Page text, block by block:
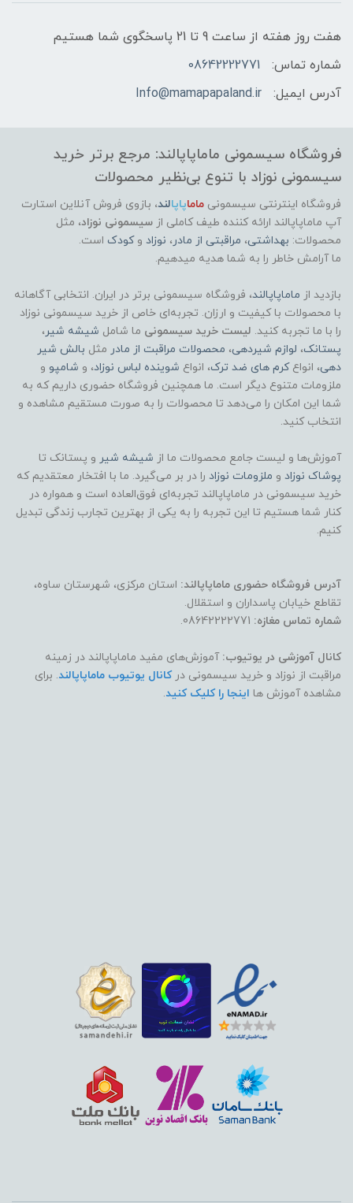
هفت روز هفته از ساعت 9 تا 21 پاسخگوی شما هستیم
شماره تماس:
08642222771
آدرس ایمیل:
Info@mamapapaland.ir
فروشگاه سیسمونی ماماپاپالند: مرجع برتر خرید
سیسمونی نوزاد با تنوع بی‌نظیر محصولات
فروشگاه اینترنتی سیسمونی ماماپاپالند، بازوی فروش آنلاین استارت
آپ ماماپاپالند ارائه کننده طیف کاملی از سیسمونی نوزاد، مثل
محصولات: بهداشتی، مراقبتی از مادر، نوزاد وکودک است.
ما آرامش خاطر را به شما هدیه میدهیم.
بازدید از ماماپاپالند، فروشگاه سیسمونی برتر در ایران. انتخابی آگاهانه
با محصولات با کیفیت و ارزان. تجربه‌ای خاص از خرید سیسمونی نوزاد
را با ما تجربه کنید. لیست خرید سیسمونی ما شامل شیشه شیر،
پستانک، لوازم شیردهی، محصولات مراقبت از مادر مثل بالش شیر
دهی، انواعکرم های ضد ترک، انواع شوینده لباس نوزاد، و شامپو و
ملزومات متنوع دیگر است. ما همچنین فروشگاه حضوری داریم که به
شما این امکان را می‌دهد تا محصولات را به صورت مستقیم مشاهده و
انتخاب کنید.
آموزش‌ها و لیست جامع محصولات ما از شیشه شیر و پستانک تا
پوشاک نوزاد و ملزومات نوزاد را در بر می‌گیرد. ما با افتخار معتقدیم که
خرید سیسمونی در ماماپاپالند تجربه‌ای فوق‌العاده است و همواره در
کنار شما هستیم تا این تجربه را به یکی از بهترین تجارب زندگی تبدیل
کنیم.
آدرس فروشگاه حضوری ماماپاپالند: استان مرکزی، شهرستان ساوه،
تقاطع خیابان پاسداران و استقلال.
شماره تماس مغازه:
کانال آموزشی در یوتیوب: آموزش‌های مفید ماماپاپالند در زمینه
مراقبت از نوزاد و خرید سیسمونی درکانال یوتیوب ماماپاپالند. برای
مشاهده آموزش ها اینجا را کلیک کنید.